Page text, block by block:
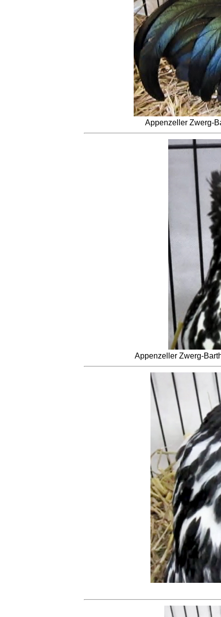
Appenzeller Zwerg-
Appenzeller Zwerg-